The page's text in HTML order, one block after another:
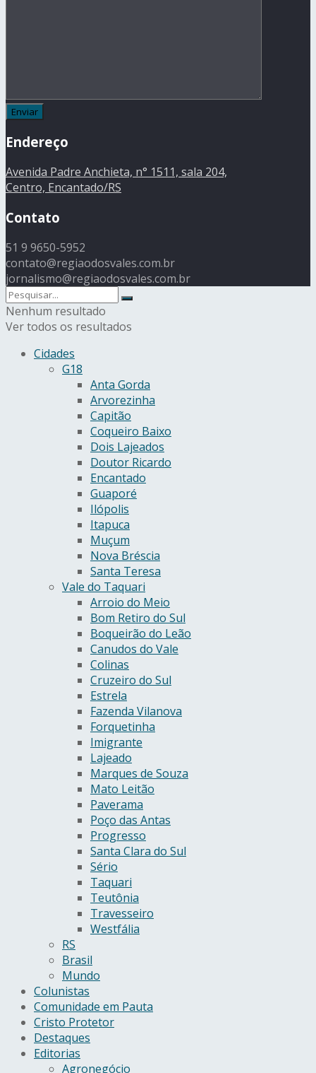
Endereço
Avenida Padre Anchieta, n° 1511, sala 204,
Centro, Encantado/RS
Contato
51 9 9650-5952
contato@regiaodosvales.com.br
jornalismo@regiaodosvales.com.br
Nenhum resultado
Ver todos os resultados
Cidades
G18
Anta Gorda
Arvorezinha
Capitão
Coqueiro Baixo
Dois Lajeados
Doutor Ricardo
Encantado
Guaporé
Ilópolis
Itapuca
Muçum
Nova Bréscia
Santa Teresa
Vale do Taquari
Arroio do Meio
Bom Retiro do Sul
Boqueirão do Leão
Canudos do Vale
Colinas
Cruzeiro do Sul
Estrela
Fazenda Vilanova
Forquetinha
Imigrante
Lajeado
Marques de Souza
Mato Leitão
Paverama
Poço das Antas
Progresso
Santa Clara do Sul
Sério
Taquari
Teutônia
Travesseiro
Westfália
RS
Brasil
Mundo
Colunistas
Comunidade em Pauta
Cristo Protetor
Destaques
Editorias
Agronegócio